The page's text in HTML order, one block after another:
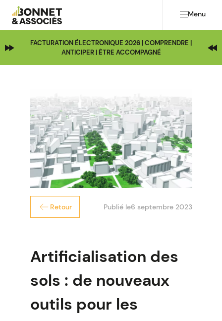
Menu
FACTURATION ÉLECTRONIQUE 2026 | COMPRENDRE |
ANTICIPER | ÊTRE ACCOMPAGNÉ
Retour Publié le6 septembre 2023
Artificialisation des
sols : de nouveaux
outils pour les